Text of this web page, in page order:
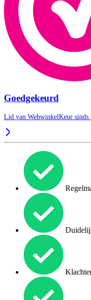
Goedgekeurd
Lid van WebwinkelKeur sinds